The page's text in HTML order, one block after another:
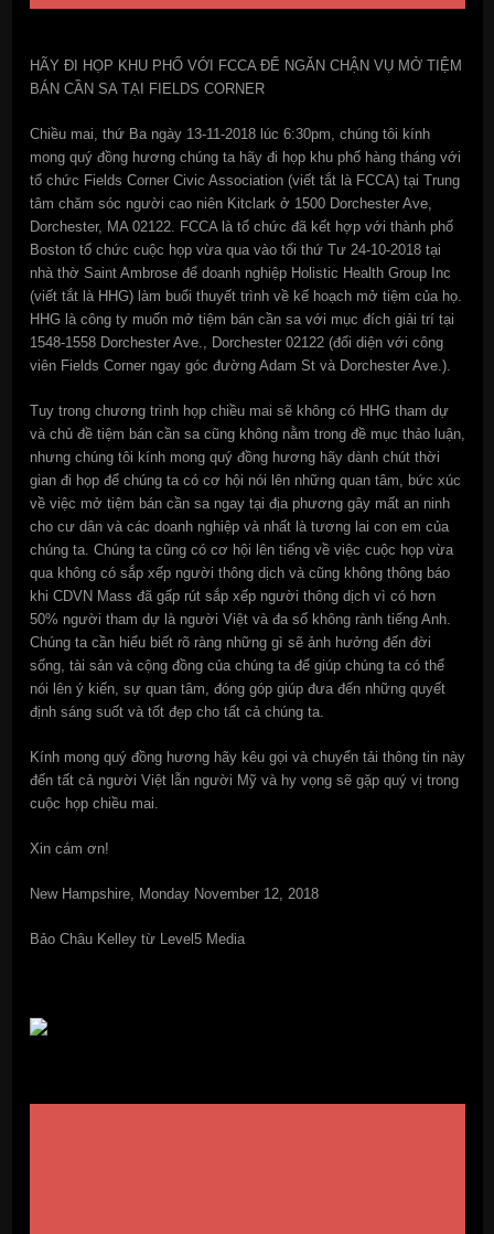
HÃY ĐI HỌP KHU PHỐ VỚI FCCA ĐỂ NGĂN CHẬN VỤ MỞ TIỆM
BÁN CẦN SA TẠI FIELDS CORNER
Chiều mai, thứ Ba ngày 13-11-2018 lúc 6:30pm, chúng tôi kính
mong quý đồng hương chúng ta hãy đi họp khu phố hàng tháng với
tổ chức Fields Corner Civic Association (viết tắt là FCCA) tại Trung
tâm chăm sóc người cao niên Kitclark ở 1500 Dorchester Ave,
Dorchester, MA 02122. FCCA là tổ chức đã kết hợp với thành phố
Boston tổ chức cuộc họp vừa qua vào tối thứ Tư 24-10-2018 tại
nhà thờ Saint Ambrose để doanh nghiệp Holistic Health Group Inc
(viết tắt là HHG) làm buổi thuyết trình về kế hoạch mở tiệm của họ.
HHG là công ty muốn mở tiệm bán cần sa với mục đích giải trí tại
1548-1558 Dorchester Ave., Dorchester 02122 (đối diện với công
viên Fields Corner ngay góc đường Adam St và Dorchester Ave.).
Tuy trong chương trình họp chiều mai sẽ không có HHG tham dự
và chủ đề tiệm bán cần sa cũng không nằm trong đề mục thảo luận,
nhưng chúng tôi kính mong quý đồng hương hãy dành chút thời
gian đi họp để chúng ta có cơ hội nói lên những quan tâm, bức xúc
về việc mở tiệm bán cần sa ngay tại địa phương gây mất an ninh
cho cư dân và các doanh nghiệp và nhất là tương lai con em của
chúng ta. Chúng ta cũng có cơ hội lên tiếng về việc cuộc họp vừa
qua không có sắp xếp người thông dịch và cũng không thông báo
khi CDVN Mass đã gấp rút sắp xếp người thông dịch vì có hơn
50% người tham dự là người Việt và đa số không rành tiếng Anh.
Chúng ta cần hiểu biết rõ ràng những gì sẽ ảnh hưởng đến đời
sống, tài sản và cộng đồng của chúng ta để giúp chúng ta có thể
nói lên ý kiến, sự quan tâm, đóng góp giúp đưa đến những quyết
định sáng suốt và tốt đẹp cho tất cả chúng ta.
Kính mong quý đồng hương hãy kêu gọi và chuyển tải thông tin này
đến tất cả người Việt lẫn người Mỹ và hy vọng sẽ gặp quý vị trong
cuộc họp chiều mai.
Xin cám ơn!
New Hampshire, Monday November 12, 2018
Bảo Châu Kelley từ Level5 Media